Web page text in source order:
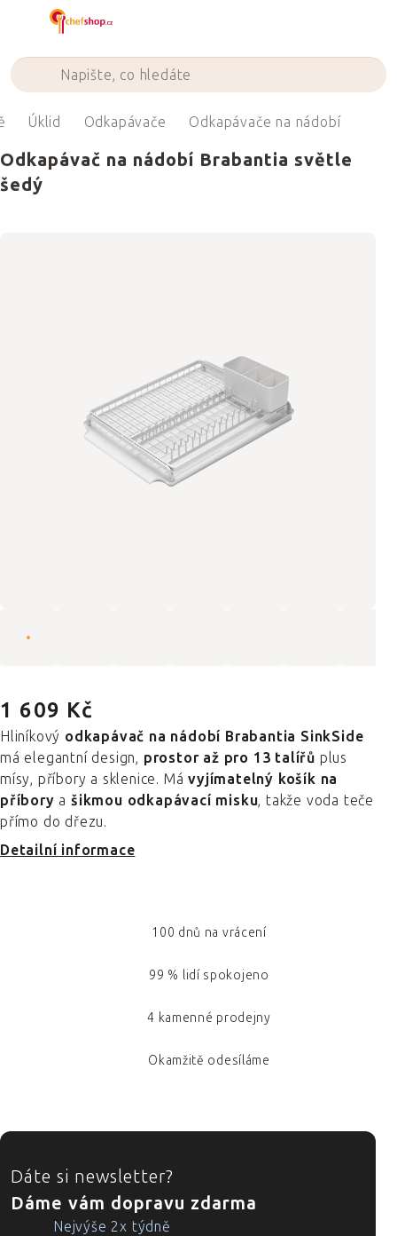
Úklid Odkapávače Odkapávače na nádobí
Odkapávač na nádobí Brabantia světle
šedý
1 609 Kč
Hliníkový odkapávač na nádobí Brabantia SinkSide
má elegantní design, prostor až pro 13 talířů plus
mísy, příbory a sklenice. Mávyjímatelný košík na
příbory ašikmou odkapávací misku, takže voda teče
přímo do dřezu.
Detailní informace
100 dnů na vrácení
99 % lidí spokojeno
4 kamenné prodejny
Okamžitě odesíláme
ZÁPATÍ
Dáte si newsletter?
Dáme vám dopravu zdarma
Nejvýše 2x týdně